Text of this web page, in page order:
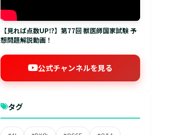
【見れば点数UP⁉】第77回 獣医師国家試験 予
想問題解説動画！
公式チャンネルを見る
タグ